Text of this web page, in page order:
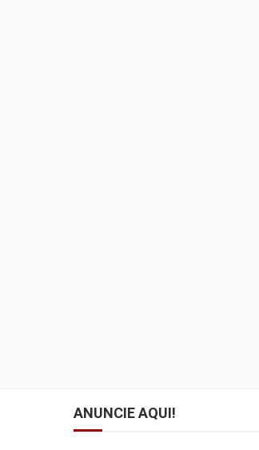
ANUNCIE AQUI!